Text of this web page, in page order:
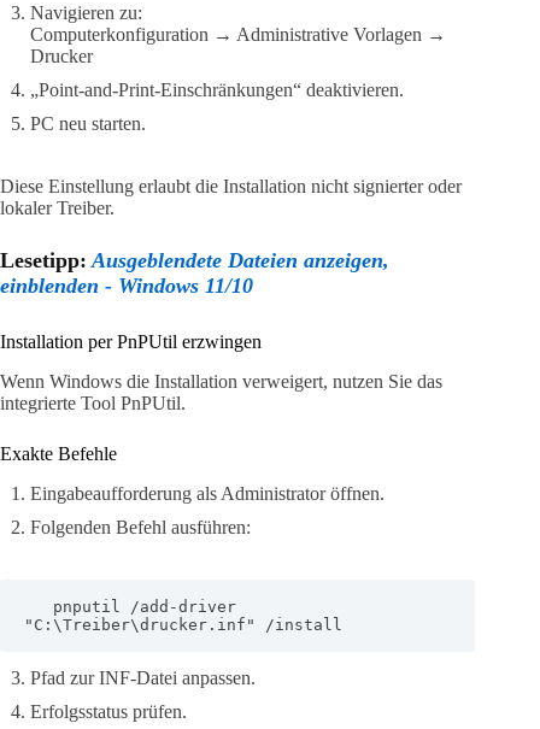
Navigieren zu:
Computerkonfiguration → Administrative Vorlagen →
Drucker
„Point-and-Print-Einschränkungen“ deaktivieren.
PC neu starten.
Diese Einstellung erlaubt die Installation nicht signierter oder
lokaler Treiber.
Lesetipp: Ausgeblendete Dateien anzeigen,
einblenden - Windows 11/10
Installation per PnPUtil erzwingen
Wenn Windows die Installation verweigert, nutzen Sie das
integrierte Tool PnPUtil.
Exakte Befehle
Eingabeaufforderung als Administrator öffnen.
Folgenden Befehl ausführen:
"C:\Treiber\drucker.inf" /install
Pfad zur INF-Datei anpassen.
Erfolgsstatus prüfen.